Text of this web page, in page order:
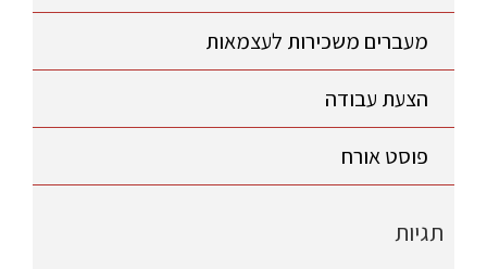
מעברים משכירות לעצמאות
הצעת עבודה
פוסט אורח
תגיות